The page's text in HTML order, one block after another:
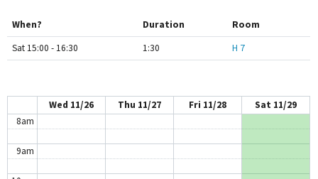
When? Duration
Room
Sat 15:00 - 16:30
1:30 H 7
Wed 11/26 Thu 11/27 Fri 11/28 Sat 11/29
5am
6am
8am
9am